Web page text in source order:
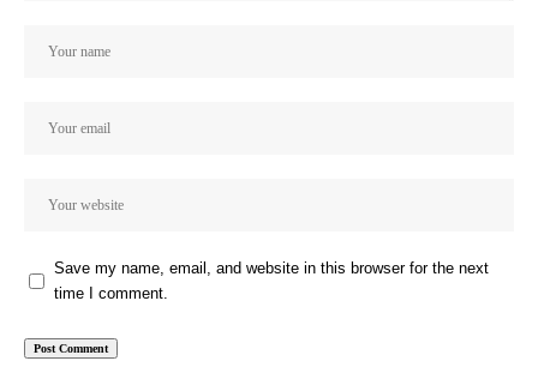
Save my name, email, and website in this browser for the next
time I comment.